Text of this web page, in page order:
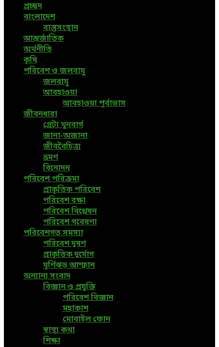
প্রচ্ছদ
বাংলাদেশ
বাস্তুসংস্থান
আন্তর্জাতিক
অর্থনীতি
কৃষি
পরিবেশ ও জলবায়ু
জলবায়ু
আবহাওয়া
আবহাওয়া পূর্বাভাস
জীবনধারা
গ্রেটা থুনবার্গ
জানা-অজানা
জীববৈচিত্র্য
ভ্রমণ
বিনোদন
পরিবেশ পরিক্রমা
প্রাকৃতিক পরিবেশ
পরিবেশ রক্ষা
পরিবেশ বিশ্লেষন
পরিবেশ গবেষণা
পরিবেশগত সমস্যা
পরিবেশ দূষণ
প্রাকৃতিক দুর্যোগ
ঘূর্ণিঝড় আম্ফান
অন্যান্য সংবাদ
বিজ্ঞান ও প্রযুক্তি
পরিবেশ বিজ্ঞান
মহাকাশ
মোবাইল ফোন
স্বাস্থ্য কথা
শিক্ষা